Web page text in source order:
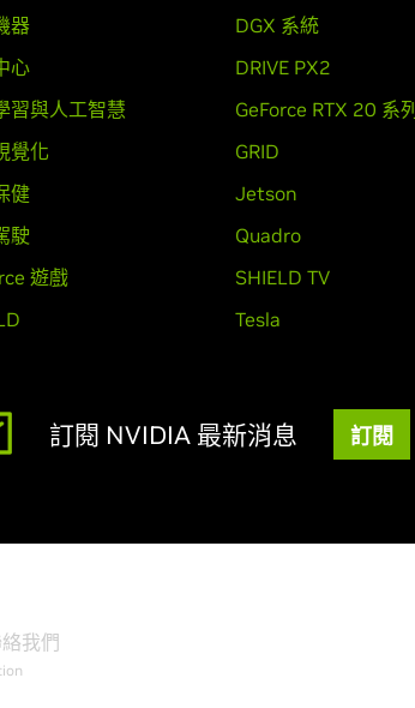
器
心
習與人工智慧
覺化
健
駛
遊戲
DGX 系統
DRIVE PX2
GeForce RTX 20 系列
GRID
Jetson
Quadro
SHIELD TV
Tesla
訂閱 NVIDIA 最新消息 訂閱
我們